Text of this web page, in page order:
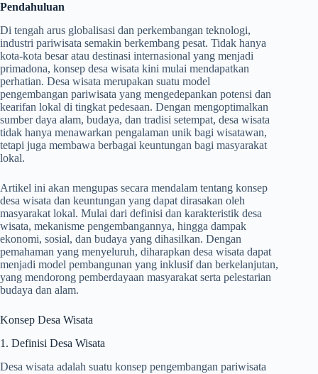
Pendahuluan
Di tengah arus globalisasi dan perkembangan teknologi,
industri pariwisata semakin berkembang pesat. Tidak hanya
kota-kota besar atau destinasi internasional yang menjadi
primadona, konsep desa wisata kini mulai mendapatkan
perhatian. Desa wisata merupakan suatu model
pengembangan pariwisata yang mengedepankan potensi dan
kearifan lokal di tingkat pedesaan. Dengan mengoptimalkan
sumber daya alam, budaya, dan tradisi setempat, desa wisata
tidak hanya menawarkan pengalaman unik bagi wisatawan,
tetapi juga membawa berbagai keuntungan bagi masyarakat
lokal.
Artikel ini akan mengupas secara mendalam tentang konsep
desa wisata dan keuntungan yang dapat dirasakan oleh
masyarakat lokal. Mulai dari definisi dan karakteristik desa
wisata, mekanisme pengembangannya, hingga dampak
ekonomi, sosial, dan budaya yang dihasilkan. Dengan
pemahaman yang menyeluruh, diharapkan desa wisata dapat
menjadi model pembangunan yang inklusif dan berkelanjutan,
yang mendorong pemberdayaan masyarakat serta pelestarian
budaya dan alam.
Konsep Desa Wisata
1. Definisi Desa Wisata
Desa wisata adalah suatu konsep pengembangan pariwisata